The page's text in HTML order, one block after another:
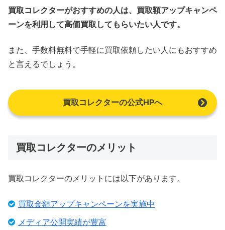
買取コレクターがおすすめの人は、買取額アップキャンペ
ーンを利用して高価買取してもらいたい人です。
また、手数料無料で手軽に買取依頼したい人にもおすすめ
と言えるでしょう。
買取コレクターの公式HPへ
買取コレクターのメリット
買取コレクターのメリットには以下があります。
買取金額アップキャンペーンを実施中
メディア公開実績が豊富